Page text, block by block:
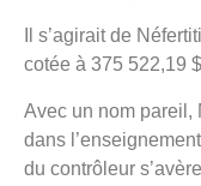
Il s’agirait de
cotée à 375 522,19
Avec un nom pareil,
dans
du contrôleur